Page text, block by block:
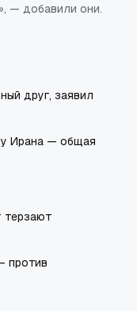
— добавили они.
друг, заявил
у Ирана — общая
терзают
против